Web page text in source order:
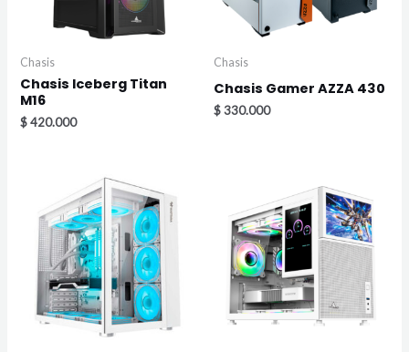
Chasis
Chasis Iceberg Titan
M16
$420.000
Chasis
Chasis Gamer AZZA 430
$330.000